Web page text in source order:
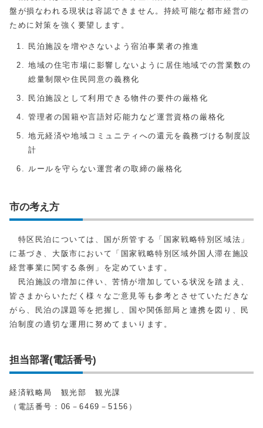
盤が損なわれる現状は容認できません。持続可能な都市経営の
ために対策を強く要望します。
民泊施設を増やさないよう宿泊事業者の推進
地域の住宅市場に影響しないように居住地域での営業数の
総量制限や住民同意の義務化
民泊施設として利用できる物件の要件の厳格化
管理者の国籍や言語対応能力など運営資格の厳格化
地元経済や地域コミュニティへの還元を義務づける制度設
計
ルールを守らない運営者の取締の厳格化
市の考え方
特区民泊については、国が所管する「国家戦略特別区域法」
に基づき、大阪市において「国家戦略特別区域外国人滞在施設
経営事業に関する条例」を定めています。
民泊施設の増加に伴い、苦情が増加している状況を踏まえ、
皆さまからいただく様々なご意見等も参考とさせていただきな
がら、民泊の課題等を把握し、国や関係部局と連携を図り、民
泊制度の適切な運用に努めてまいります。
担当部署(電話番号)
経済戦略局 観光部 観光課
（電話番号：06－6469－5156）